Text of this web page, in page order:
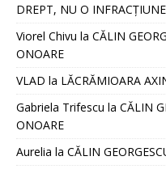
DREPT, NU O
Viorel Chivu la CĂLIN
ONOARE
VLAD la LĂCRĂMIOARA
Gabriela Trifescu la CĂLIN
ONOARE
Aurelia la CĂLIN